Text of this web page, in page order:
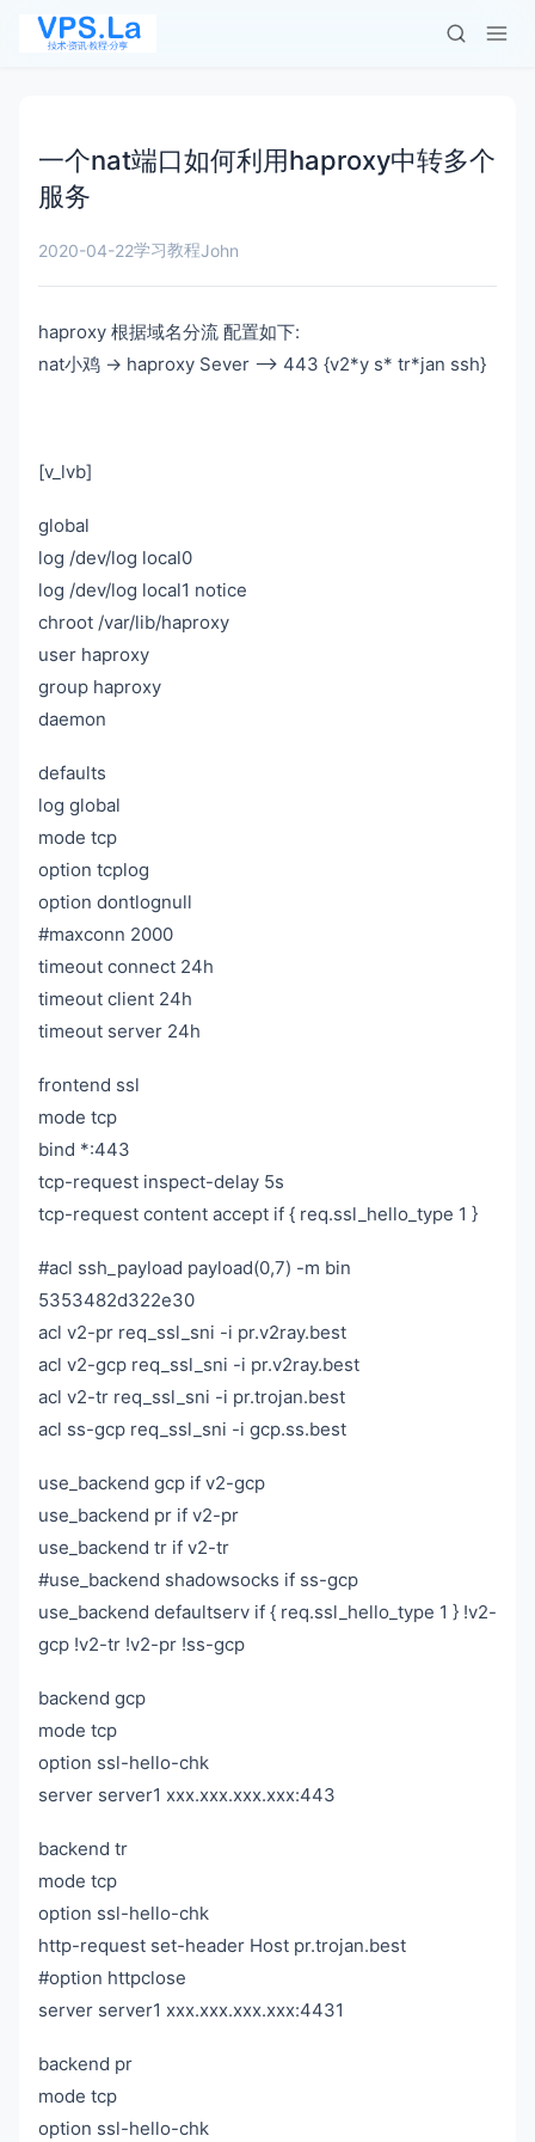
一个nat端口如何利用haproxy中转多个
服务
2020-04-22学习教程John
haproxy 根据域名分流 配置如下:
nat小鸡 -> haproxy Sever --> 443 {v2*y s* tr*jan ssh}
[v_lvb]
global
log /dev/log local0
log /dev/log local1 notice
chroot /var/lib/haproxy
user haproxy
group haproxy
daemon
defaults
log global
mode tcp
option tcplog
option dontlognull
#maxconn 2000
timeout connect 24h
timeout client 24h
timeout server 24h
frontend ssl
mode tcp
bind *:443
tcp-request inspect-delay 5s
tcp-request content accept if { req.ssl_hello_type 1 }
#acl ssh_payload payload(0,7) -m bin
5353482d322e30
acl v2-pr req_ssl_sni -i pr.v2ray.best
acl v2-gcp req_ssl_sni -i pr.v2ray.best
acl v2-tr req_ssl_sni -i pr.trojan.best
acl ss-gcp req_ssl_sni -i gcp.ss.best
use_backend gcp if v2-gcp
use_backend pr if v2-pr
use_backend tr if v2-tr
#use_backend shadowsocks if ss-gcp
use_backend defaultserv if { req.ssl_hello_type 1 } !v2-
gcp !v2-tr !v2-pr !ss-gcp
backend gcp
mode tcp
option ssl-hello-chk
server server1 xxx.xxx.xxx.xxx:443
backend tr
mode tcp
option ssl-hello-chk
http-request set-header Host pr.trojan.best
#option httpclose
server server1 xxx.xxx.xxx.xxx:4431
backend pr
mode tcp
option ssl-hello-chk